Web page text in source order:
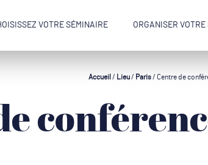
VOTRE SÉMINAIRE ORGANISER VOTRE
Accueil / Lieu/ Paris/ Centre de